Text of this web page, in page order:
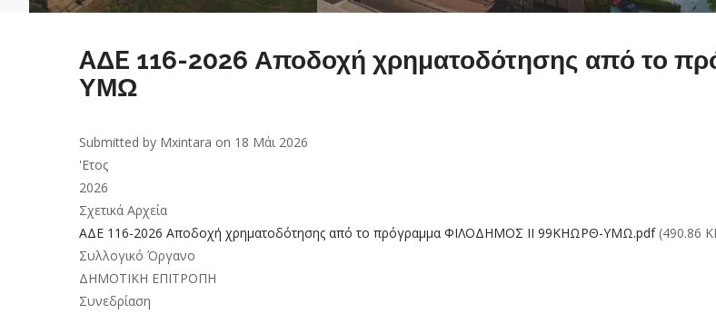
AΔE 116-2026 Αποδοχή χρηματοδότησης από το
ΥΜΩ
Submitted by Mxintara on 18 Μάι 2026
'Ετος
2026
Σχετικά Αρχεία
AΔE 116-2026 Αποδοχή χρηματοδότησης από το πρόγραμμα ΦΙΛΟΔΗΜΟΣ ΙΙ 99ΚΗΩΡΘ-ΥΜΩ.pdf (490.86
Συλλογικό Όργανο
ΔΗΜΟΤΙΚΗ ΕΠΙΤΡΟΠΗ
Συνεδρίαση